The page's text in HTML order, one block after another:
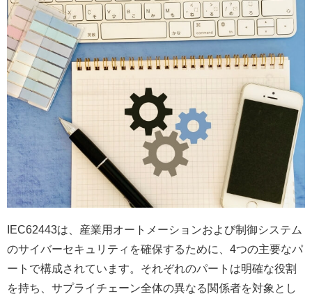
IEC62443は、産業用オートメーションおよび制御システム
のサイバーセキュリティを確保するために、4つの主要なパ
ートで構成されています。それぞれのパートは明確な役割
を持ち、サプライチェーン全体の異なる関係者を対象とし